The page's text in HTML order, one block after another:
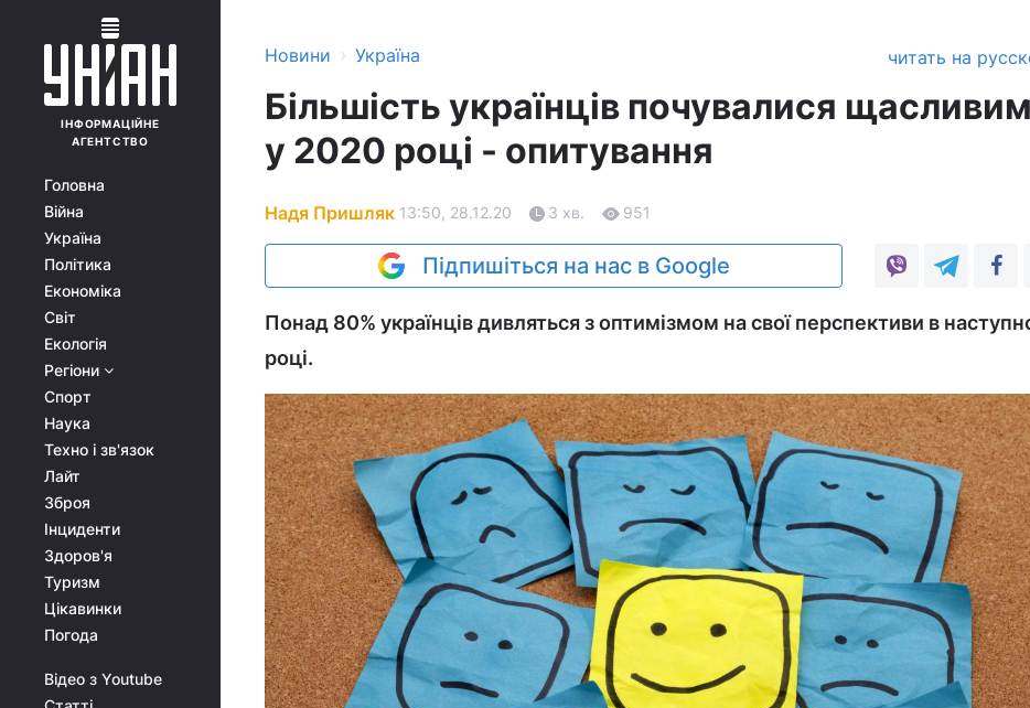
ІНФОРМАЦІЙНЕ
АГЕНТСТВО
Головна
Війна
Україна
Політика
Економіка
Світ
Екологія
Регіони
Спорт
Наука
Техно і зв'язок
Лайт
Зброя
Інциденти
Здоров'я
Туризм
Цікавинки
Погода
Відео з Youtube
Новини › Україна читать на
Більшість українців почувалися
у 2020 році - опитування
Надя Пришляк 13:50, 28.12.20 3 хв. 951
Підпишіться на нас в Google
Понад 80% українців дивляться з оптимізмом на свої перспективи в
році.